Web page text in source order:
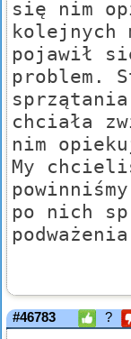
się nim
kolejnych
pojawił
problem.
chciała
nim
My
po nich
#46783 ?